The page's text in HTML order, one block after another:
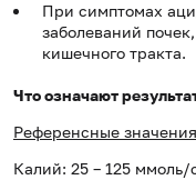
При симптомах
заболеваний
кишечного тракта.
Что означают
Референсные значения
Калий: 25 – 125 ммоль/